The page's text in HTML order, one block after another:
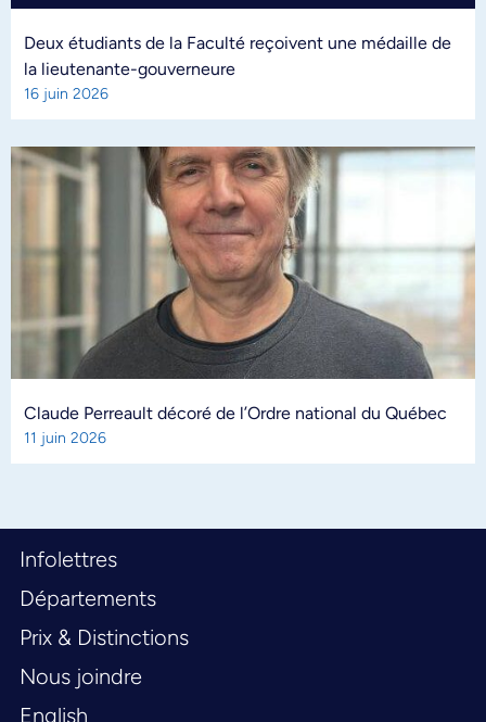
Deux étudiants de la Faculté reçoivent une médaille de
la lieutenante-gouverneure
16 juin 2026
Claude Perreault décoré de l’Ordre national du Québec
11 juin 2026
Infolettres
Départements
Prix & Distinctions
Nous joindre
English